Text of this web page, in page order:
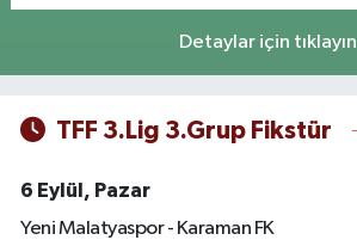
Detaylar için tıklayın
TFF 3.Lig 3.Grup Fikstür
6 Eylül, Pazar
Yeni Malatyaspor - Karaman FK